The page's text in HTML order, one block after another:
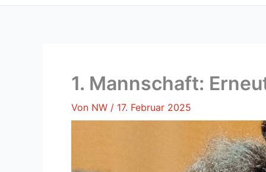
1. Mannschaft:
Von NW / 17. Februar 2025